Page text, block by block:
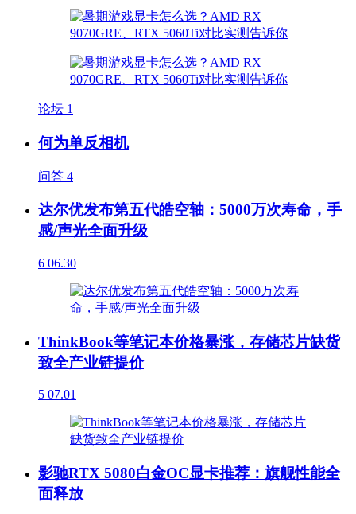
论坛 1
何为单反相机
问答 4
达尔优发布第五代皓空轴：5000万次寿命，手
感/声光全面升级
6 06.30
ThinkBook等笔记本价格暴涨，存储芯片缺货
致全产业链提价
5 07.01
影驰RTX 5080白金OC显卡推荐：旗舰性能全
面释放